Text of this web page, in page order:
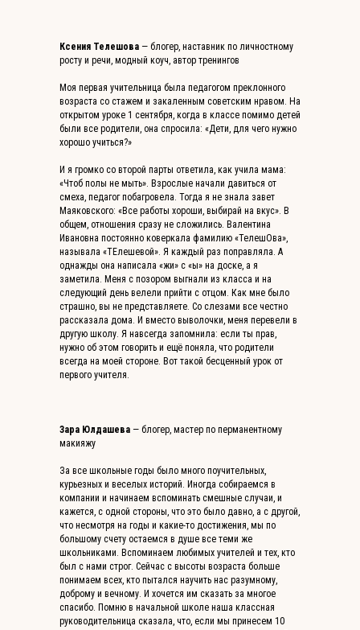
Ксения Телешова — блогер, наставник по личностному
росту и речи, модный коуч, автор тренингов
Моя первая учительница была педагогом преклонного
возраста со стажем и закаленным советским нравом. На
открытом уроке 1 сентября, когда в классе помимо детей
были все родители, она спросила: «Дети, для чего нужно
хорошо учиться?»
И я громко со второй парты ответила, как учила мама:
«Чтоб полы не мыть». Взрослые начали давиться от
смеха, педагог побагровела. Тогда я не знала завет
Маяковского: «Все работы хороши, выбирай на вкус». В
общем, отношения сразу не сложились. Валентина
Ивановна постоянно коверкала фамилию «ТелешОва»,
называла «ТЕлешевой». Я каждый раз поправляла. А
однажды она написала «жи» с «ы» на доске, а я
заметила. Меня с позором выгнали из класса и на
следующий день велели прийти с отцом. Как мне было
страшно, вы не представляете. Со слезами все честно
рассказала дома. И вместо выволочки, меня перевели в
другую школу. Я навсегда запомнила: если ты прав,
нужно об этом говорить и ещё поняла, что родители
всегда на моей стороне. Вот такой бесценный урок от
первого учителя.
Зара Юлдашева — блогер, мастер по перманентному
макияжу
За все школьные годы было много поучительных,
курьезных и веселых историй. Иногда собираемся в
компании и начинаем вспоминать смешные случаи, и
кажется, с одной стороны, что это было давно, а с другой,
что несмотря на годы и какие-то достижения, мы по
большому счету остаемся в душе все теми же
школьниками. Вспоминаем любимых учителей и тех, кто
был с нами строг. Сейчас с высоты возраста больше
понимаем всех, кто пытался научить нас разумному,
доброму и вечному. И хочется им сказать за многое
спасибо. Помню в начальной школе наша классная
руководительница сказала, что, если мы принесем 10